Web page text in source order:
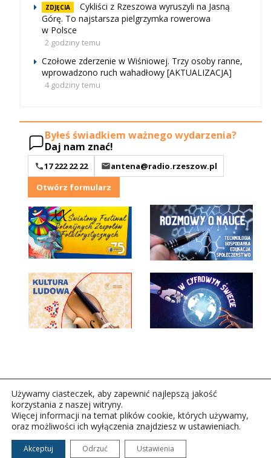
ZDJĘCIA
Cykliści z Rzeszowa wyruszyli na Jasną
Górę. To najstarsza pielgrzymka rowerowa
w Polsce
2 godziny temu
Czołowe zderzenie w Wiśniowej. Trzy osoby ranne,
wprowadzono ruch wahadłowy [AKTUALIZACJA]
4 godziny temu
Byłeś świadkiem ważnego wydarzenia?
Daj nam znać!
17 222 22 22
antena@radio.rzeszow.pl
Otwórz formularz
Copyright © 2026Polskie Radio Rzeszów S.A. w likwidacj.
Wszelkie prawa zastrzeżone.
Używamy ciasteczek, aby zapewnić najlepszą jakość
korzystania z naszej witryny.
Więcej informacji na temat plików cookie, których używamy,
oraz możliwości ich wyłączenia znajdziesz w ustawieniach.
Akceptuj Odrzuć Ustawienia